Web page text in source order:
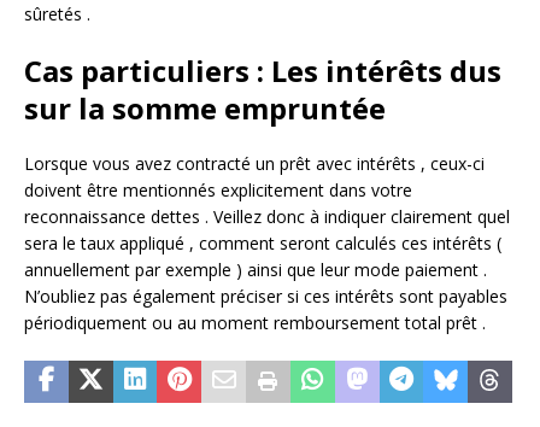
sûretés .
Cas particuliers : Les intérêts dus
sur la somme empruntée
Lorsque vous avez contracté un prêt avec intérêts , ceux-ci
doivent être mentionnés explicitement dans votre
reconnaissance dettes . Veillez donc à indiquer clairement quel
sera le taux appliqué , comment seront calculés ces intérêts (
annuellement par exemple ) ainsi que leur mode paiement .
N’oubliez pas également préciser si ces intérêts sont payables
périodiquement ou au moment remboursement total prêt .